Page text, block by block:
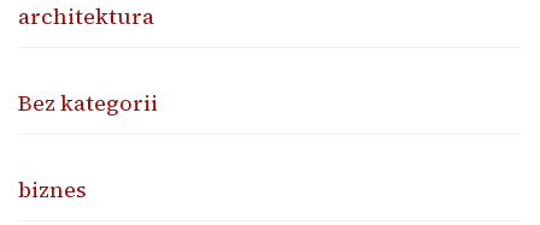
architektura
Bez kategorii
biznes